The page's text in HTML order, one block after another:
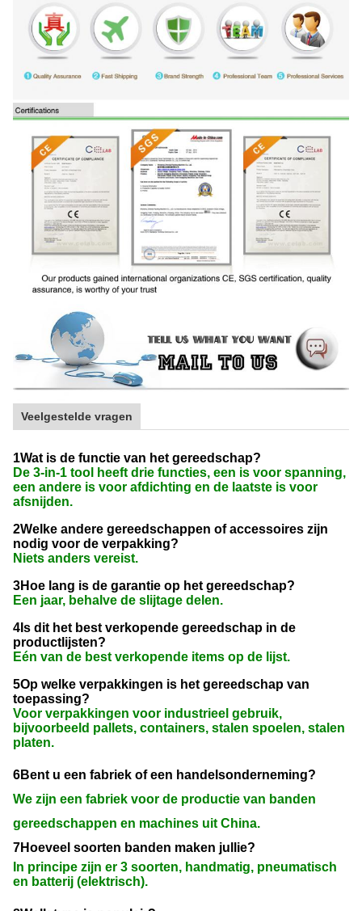
Veelgestelde vragen
1Wat is de functie van het gereedschap?
De 3-in-1 tool heeft drie functies, een is voor spanning,
een andere is voor afdichting en de laatste is voor
afsnijden.
2Welke andere gereedschappen of accessoires zijn
nodig voor de verpakking?
Niets anders vereist.
3Hoe lang is de garantie op het gereedschap?
Een jaar, behalve de slijtage delen.
4Is dit het best verkopende gereedschap in de
productlijsten?
Eén van de best verkopende items op de lijst.
5Op welke verpakkingen is het gereedschap van
toepassing?
Voor verpakkingen voor industrieel gebruik,
bijvoorbeeld pallets, containers, stalen spoelen, stalen
platen.
6Bent u een fabriek of een handelsonderneming?
We zijn een fabriek voor de productie van banden
gereedschappen en machines uit China.
7Hoeveel soorten banden maken jullie?
In principe zijn er 3 soorten, handmatig, pneumatisch
en batterij (elektrisch).